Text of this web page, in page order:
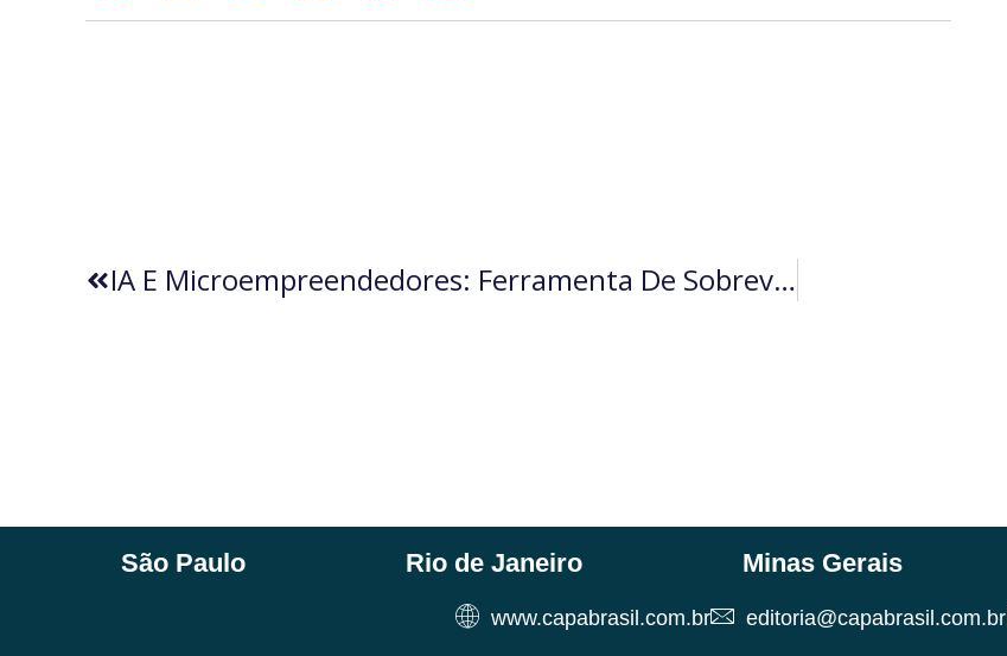
IA E Microempreendedores: Ferramenta De Sobrevivência (por Daniel Branco)
São Paulo Rio de Janeiro Minas Gerais
www.capabrasil.com.br editoria@capabrasil.com.br